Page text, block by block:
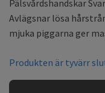
Pälsvårdshandskar
Avlägsnar lösa
mjuka piggarna ger
Produkten är tyvärr